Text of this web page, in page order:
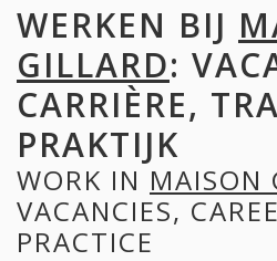
WERKEN BIJ
GILLARD:
CARRIÈRE,
PRAKTIJK
WORK IN MAISON
VACANCIES,
PRACTICE